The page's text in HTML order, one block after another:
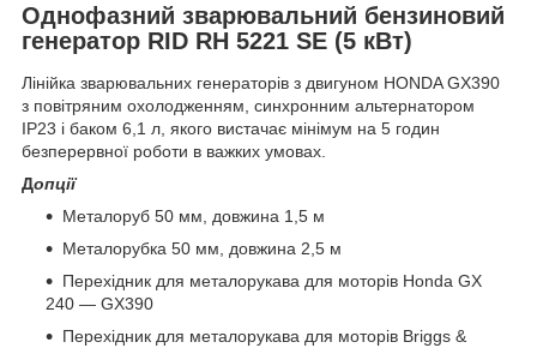
Однофазний зварювальний бензиновий
генератор RID RH 5221 SE (5 кВт)
Лінійка зварювальних генераторів з двигуном HONDA GX390
з повітряним охолодженням, синхронним альтернатором
IP23 і баком 6,1 л, якого вистачає мінімум на 5 годин
безперервної роботи в важких умовах.
Допції
Металоруб 50 мм, довжина 1,5 м
Металорубка 50 мм, довжина 2,5 м
Перехідник для металорукава для моторів Honda GX
240 — GX390
Перехідник для металорукава для моторів Briggs &